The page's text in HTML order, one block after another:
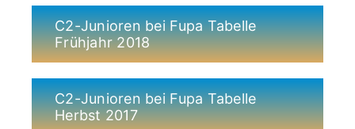
C2-Junioren bei Fupa Tabelle
Frühjahr 2018
C2-Junioren bei Fupa Tabelle
Herbst 2017